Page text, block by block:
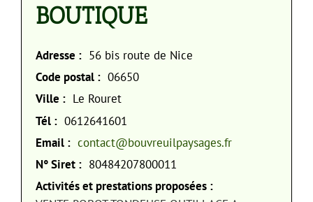
BOUTIQUE
Adresse : 56 bis route de Nice
Code postal : 06650
Ville : Le Rouret
Tél : 0612641601
Email : contact@bouvreuilpaysages.fr
N° Siret : 80484207800011
Activités et prestations proposées :